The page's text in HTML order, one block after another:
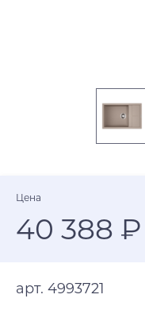
Цена
40 388 ₽
арт. 4993721